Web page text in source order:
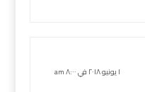
١ يونيو ٢٠١٨ في ٨:٠٠ am